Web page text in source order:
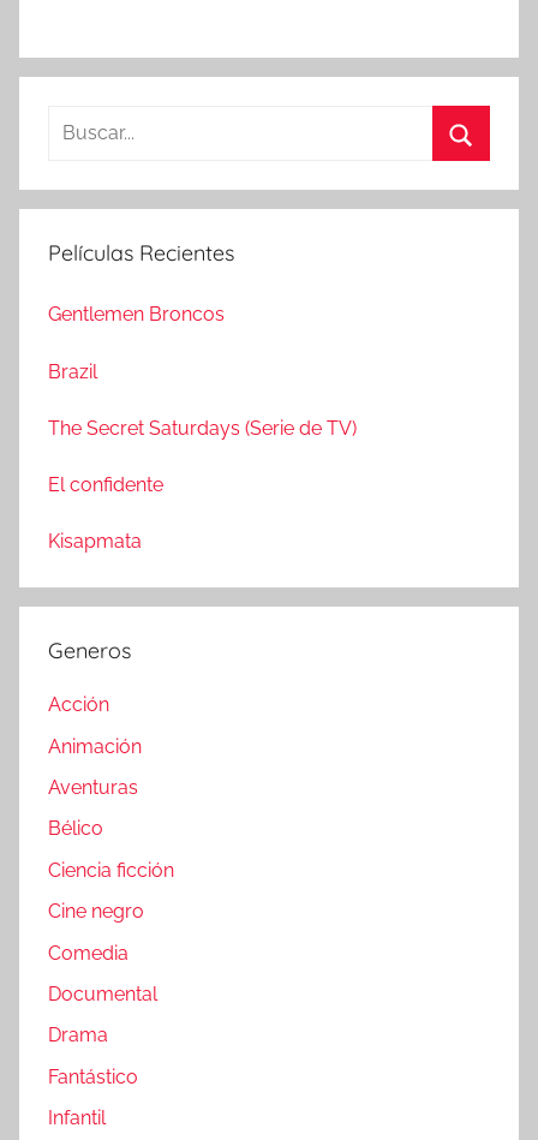
s
a
:
u
Películas Recientes
Gentlemen Broncos
Brazil
The Secret Saturdays (Serie de TV)
El confidente
Kisapmata
Generos
Acción
Animación
Aventuras
Bélico
Ciencia ficción
Cine negro
Comedia
Documental
Drama
Fantástico
Infantil